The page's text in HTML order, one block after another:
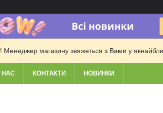
магазину звяжеться з Вами у
НАС КОНТАКТИ НОВИНКИ